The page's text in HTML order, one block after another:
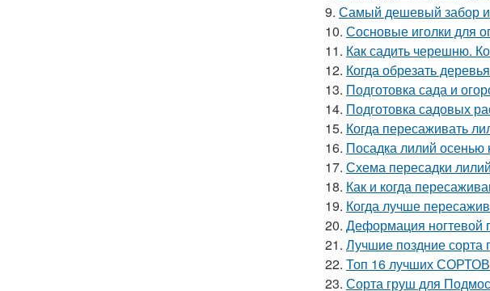
9. Самый дешевый забор
10. Сосновые иголки для
11. Как садить черешню.
12. Когда обрезать
13. Подготовка сада и
14. Подготовка садовых
15. Когда пересаживать
16. Посадка лилий осенью
17. Схема пересадки
18. Как и когда
19. Когда лучше
20. Деформация ногтевой
21. Лучшие поздние
22. Топ 16 лучших СОРТОВ
23. Сорта груш для